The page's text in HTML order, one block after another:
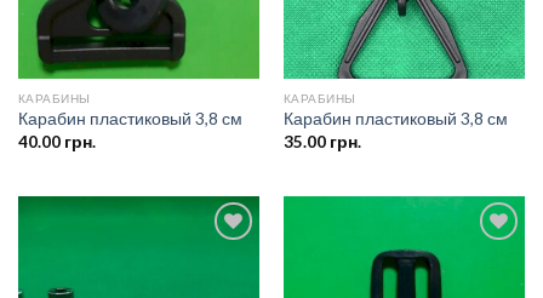
КАРАБИНЫ
Карабин пластиковый 3,8 см
40.00грн.
КАРАБИНЫ
Карабин пластиковый 3,8 см
35.00грн.